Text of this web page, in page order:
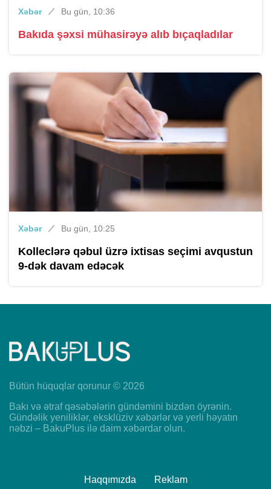
Xəbər Bu gün, 10:36
Bakıda şəxsi mühasirəyə alıb bıçaqladılar
Xəbər Bu gün, 10:25
Kolleclərə qəbul üzrə ixtisas seçimi avqustun
9-dək davam edəcək
Bütün hüquqlar qorunur © 2026
Bakı və ətraf qəsəbələrin gündəmini bizdən öyrənin.
Gündəlik yeniliklər, eksklüziv xəbərlər və yerli həyatın
nəbzi – BakuPlus ilə daim xəbərdar olun.
Haqqımızda Reklam